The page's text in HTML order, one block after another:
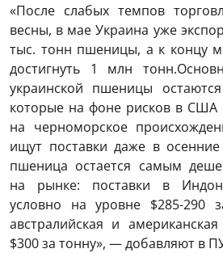
«После слабых темпов
весны, в мае Украина уже
тыс. тонн пшеницы, а к концу
достигнуть 1 млн
украинской пшеницы
которые на фоне рисков в США
на черноморское
ищут поставки даже в осенние
пшеница остается самым
на рынке: поставки в
условно на уровне $285-290
австралийская и
$300 за тонну», — добавляют в